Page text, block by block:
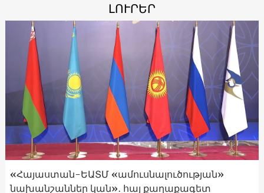
ԼՈՒՐԵՐ
«Հայաստան-ԵԱՏՄ «ամուսնալուծության»
նախանշաններ կան»․ հայ քաղաքագետ